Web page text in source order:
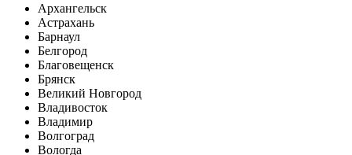
Архангельск
Астрахань
Барнаул
Белгород
Благовещенск
Брянск
Великий Новгород
Владивосток
Владимир
Волгоград
Вологда